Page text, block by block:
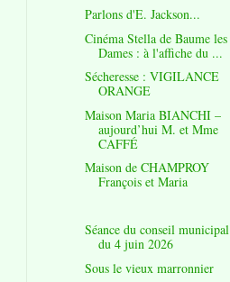
Parlons d'E. Jackson...
Cinéma Stella de Baume les
Dames : à l'affiche du ...
Sécheresse : VIGILANCE
ORANGE
Maison Maria BIANCHI –
aujourd’hui M. et Mme
CAFFÉ
Maison de CHAMPROY
François et Maria
Séance du conseil municipal
du 4 juin 2026
Sous le vieux marronnier